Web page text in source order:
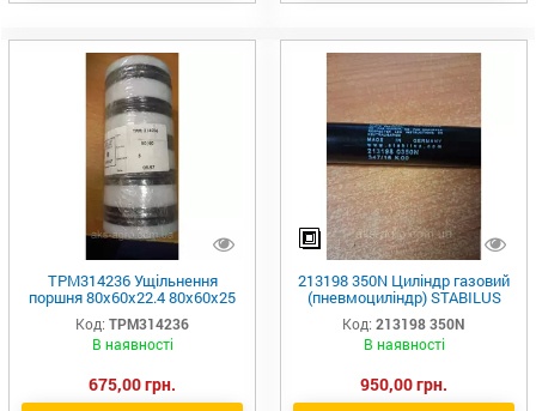
TPM314236 Ущільнення
поршня 80x60x22.4 80x60x25
DBM, DAS, L43,MHM,
KGD,KDSB, K18, PSA, TPL
Код: TPM314236
В наявності
675,00 грн.
213198 350N Циліндр газовий
(пневмоциліндр) STABILUS
690мм Газовий амортизатор
Код: 213198 350N
В наявності
950,00 грн.